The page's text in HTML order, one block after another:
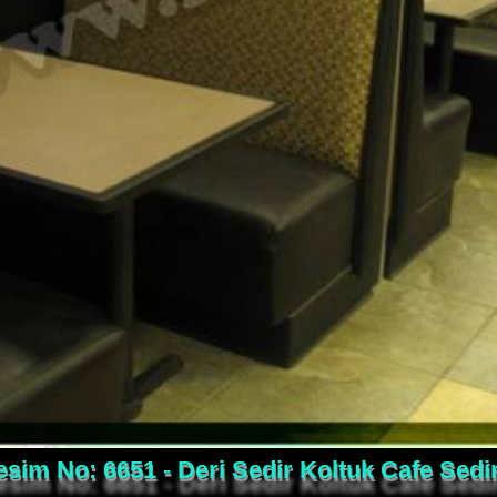
No: 6651 - Deri Sedir Koltuk Cafe